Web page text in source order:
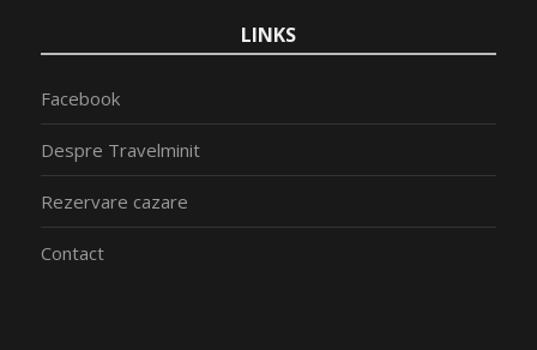
LINKS
Facebook
Despre Travelminit
Rezervare cazare
Contact